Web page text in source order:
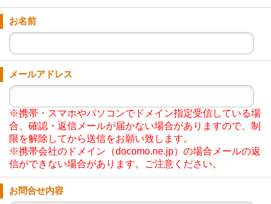
お名前
メールアドレス
※携帯・スマホやパソコンでドメイン指定受信している場
合、確認・返信メールが届かない場合がありますので、制
限を解除してから送信をお願い致します。
※携帯会社のドメイン（docomo.ne.jp）の場合メールの返
信ができない場合があります。ご注意ください。
お問合せ内容